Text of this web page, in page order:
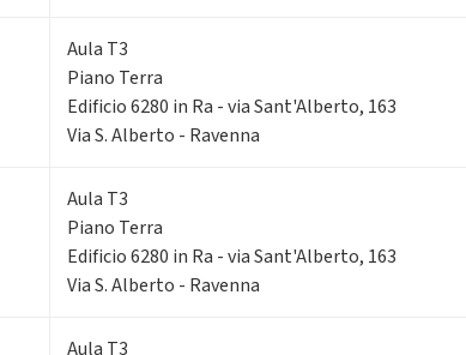
Aula T3
Piano Terra
Edificio 6280 in Ra - via Sant'Alberto, 163
Via S. Alberto - Ravenna
Aula T3
Piano Terra
Edificio 6280 in Ra - via Sant'Alberto, 163
Via S. Alberto - Ravenna
Aula T3